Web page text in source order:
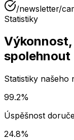
/newsletter/
Statistiky
spolehnout
Statistiky našeho
99.2%
Úspěšnost
24.8%